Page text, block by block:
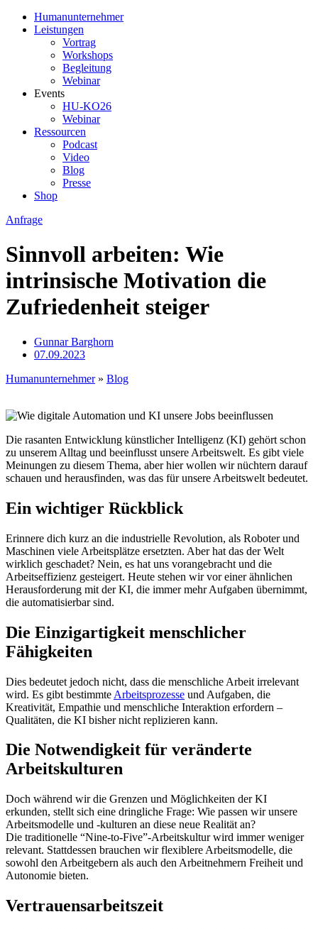
Humanunternehmer
Leistungen
Vortrag
Workshops
Begleitung
Webinar
Events
HU-KO26
Webinar
Ressourcen
Podcast
Video
Blog
Presse
Shop
Anfrage
Sinnvoll arbeiten: Wie
intrinsische Motivation die
Zufriedenheit steiger
Gunnar Barghorn
07.09.2023
Humanunternehmer» Blog
Die rasanten Entwicklung künstlicher Intelligenz (KI) gehört schon
zu unserem Alltag und beeinflusst unsere Arbeitswelt. Es gibt viele
Meinungen zu diesem Thema, aber hier wollen wir nüchtern darauf
schauen und herausfinden, was das für unsere Arbeitswelt bedeutet.
Ein wichtiger Rückblick
Erinnere dich kurz an die industrielle Revolution, als Roboter und
Maschinen viele Arbeitsplätze ersetzten. Aber hat das der Welt
wirklich geschadet? Nein, es hat uns vorangebracht und die
Arbeitseffizienz gesteigert. Heute stehen wir vor einer ähnlichen
Herausforderung mit der KI, die immer mehr Aufgaben übernimmt,
die automatisierbar sind.
Die Einzigartigkeit menschlicher
Fähigkeiten
Dies bedeutet jedoch nicht, dass die menschliche Arbeit irrelevant
wird. Es gibt bestimmte Arbeitsprozesse und Aufgaben, die
Kreativität, Empathie und menschliche Interaktion erfordern –
Qualitäten, die KI bisher nicht replizieren kann.
Die Notwendigkeit für veränderte
Arbeitskulturen
Doch während wir die Grenzen und Möglichkeiten der KI
erkunden, stellt sich eine dringliche Frage: Wie passen wir unsere
Arbeitsmodelle und -kulturen an diese neue Realität an?
Die traditionelle “Nine-to-Five”-Arbeitskultur wird immer weniger
relevant. Stattdessen brauchen wir flexiblere Arbeitsmodelle, die
sowohl den Arbeitgebern als auch den Arbeitnehmern Freiheit und
Autonomie bieten.
Vertrauensarbeitszeit